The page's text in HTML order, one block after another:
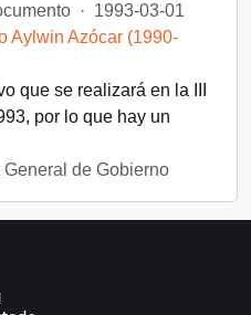
· 1993-03-01
Aylwin Azócar (1990-
que se realizará en la III
por lo que hay un
de Gobierno